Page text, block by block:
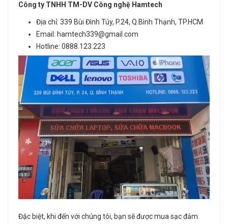
Công ty TNHH TM-DV Công nghệ Hamtech
Địa chỉ: 339 Bùi Đình Túy, P.24, Q.Bình Thạnh, TP.HCM
Email: hamtech339@gmail.com
Hotline: 0888.123.223
Đặc biệt, khi đến với chúng tôi, bạn sẽ được mua sạc đảm